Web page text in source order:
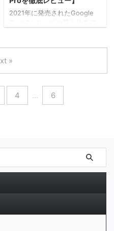
体に負担をかけています。 な
ので、対処はすごく簡単で、
正しい姿勢を維持した状態で
すが…。 ノートパソコンは ...
2021年に発売されたGoogle
で、Googleが創業記念セール
をしていたので手に入れる事
った 1年前に登場したモデルで
すが、充分な性能を持ち合わ
は外観をチェックしましょ
う。 独創的なデザインをして
いるPixelシリーズ、僕は ...
4 … 6
»